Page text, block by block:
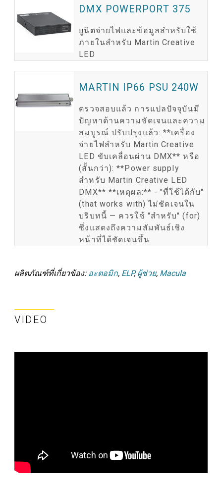
DMX POWERPORT 375
ยูนิตจ่ายไฟและข้อมูลสำหรับใช้
ภายในสำหรับ Martin Creative
LED
MARTIN IP66 PSU 240W
ตรวจสอบแล้ว การแปลปัจจุบันมี
ปัญหาด้านความชัดเจนและความ
สมบูรณ์ ปรับปรุงแล้ว: **เครื่อง
จ่ายไฟสำหรับ Martin Creative
LED ขับเคลื่อนผ่าน DMX** หรือ
(สั้นกว่า): **Power supply
สำหรับ Martin Creative LED
DMX** **เหตุผล:** - "ที่ใช้ได้กับ"
(that works with) ไม่ชัดเจนใน
บริบทนี้ — ควรใช้ "สำหรับ" (for)
ซึ่งแสดงถึงความสัมพันธ์เชิง
หน้าที่ได้ชัดเจนขึ้น
ผลิตภัณฑ์ที่เกี่ยวข้อง: อะตอมิก, ELP,ผู้ช่วย, Macula
VIDEO